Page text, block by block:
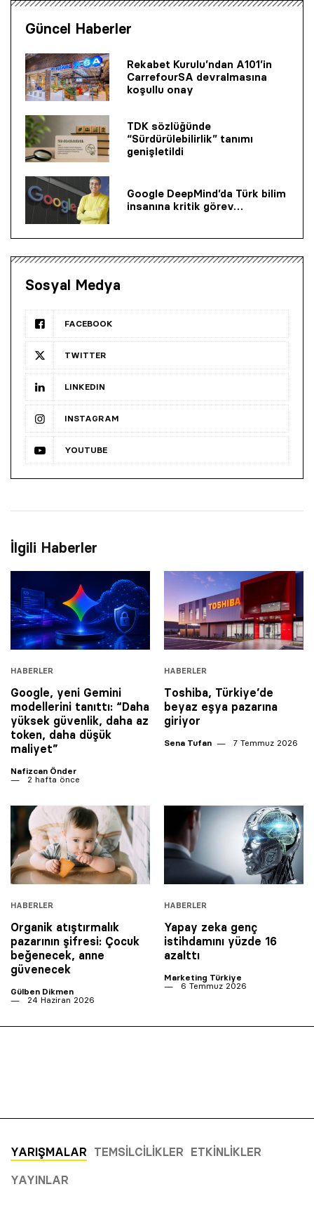
Güncel Haberler
Rekabet Kurulu’ndan A101’in
CarrefourSA devralmasına
koşullu onay
TDK sözlüğünde
“Sürdürülebilirlik” tanımı
genişletildi
Google DeepMind’da Türk bilim
insanına kritik görev…
Sosyal Medya
FACEBOOK
TWITTER
LINKEDIN
INSTAGRAM
YOUTUBE
İlgili Haberler
HABERLER
Google, yeni Gemini
modellerini tanıttı: “Daha
yüksek güvenlik, daha az
token, daha düşük
maliyet”
Nafizcan Önder
2 hafta önce
HABERLER
Toshiba, Türkiye’de
beyaz eşya pazarına
giriyor
Sena Tufan 7 Temmuz 2026
HABERLER
Organik atıştırmalık
pazarının şifresi: Çocuk
beğenecek, anne
güvenecek
Gülben Dikmen
24 Haziran 2026
HABERLER
Yapay zeka genç
istihdamını yüzde 16
azalttı
Marketing Türkiye
6 Temmuz 2026
YARIŞMALAR TEMSILCILIKLER ETKINLIKLER
YAYINLAR